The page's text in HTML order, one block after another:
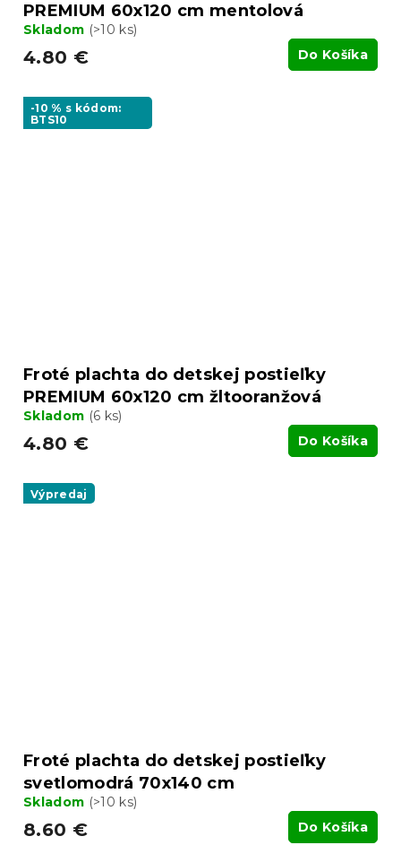
PREMIUM 60x120 cm mentolová
Skladom (>10 ks)
4.80 € Do Košíka
-10 % s kódom:
BTS10
Froté plachta do detskej postieľky
PREMIUM 60x120 cm žltooranžová
Skladom (6 ks)
4.80 € Do Košíka
Výpredaj
Froté plachta do detskej postieľky
svetlomodrá 70x140 cm
Skladom (>10 ks)
8.60 € Do Košíka